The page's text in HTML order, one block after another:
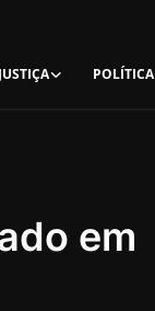
JUSTIÇA POLÍTICA
em